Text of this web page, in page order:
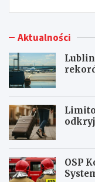
Aktualności
OSP